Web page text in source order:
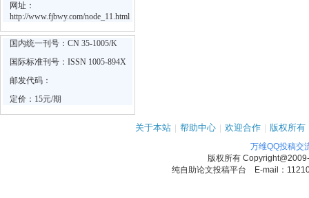
网址：
http://www.fjbwy.com/node_11.html
国内统一刊号：CN 35-1005/K
国际标准刊号：ISSN 1005-894X
邮发代码：
定价：15元/期
关于本站 | 帮助中心 | 欢迎合作 | 版权所有
万维QQ投稿交
版权所有
纯自助论文投稿平台 E-mail：